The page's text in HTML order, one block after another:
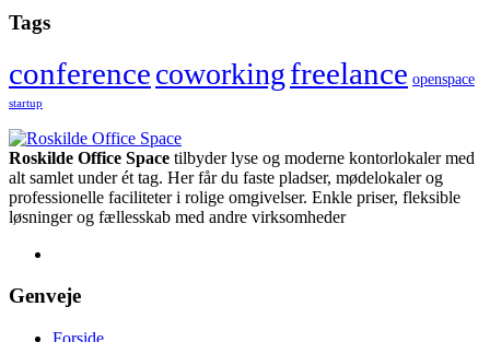
Tags
conferencecoworkingfreelance openspace
startup
Roskilde Office Space tilbyder lyse og moderne kontorlokaler med
alt samlet under ét tag. Her får du faste pladser, mødelokaler og
professionelle faciliteter i rolige omgivelser. Enkle priser, fleksible
løsninger og fællesskab med andre virksomheder
Genveje
Forside